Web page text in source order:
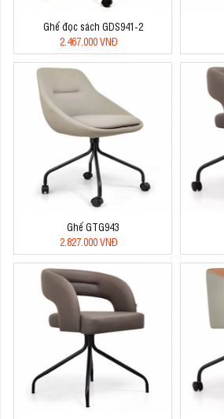
Ghế đọc sách GDS941-2
2.467.000 VNĐ
Ghế GTG943
2.827.000 VNĐ